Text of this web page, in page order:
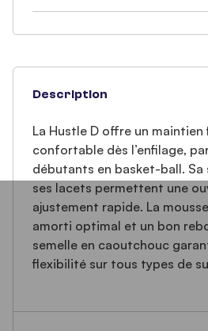
Description
La Hustle D offre un maintien
confortable dès l’enfilage,
débutants en basket-ball. Sa
ses lacets permettent une
ajustement rapide. La
amorti optimal et un bon
semelle en caoutchouc
flexibilité sur tous types de